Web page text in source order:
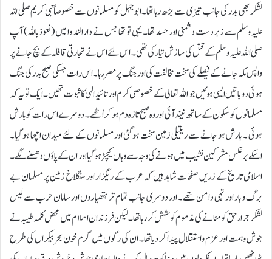
لشکر بھی بدر کی جانب تیزی سے بڑھ رہا تھا۔ ابو جہل کو مسلمانوں سے خصوصاً نبی کریم صلی للہ
علیہ وسلم سے زبردست دشمنی اور حسد تھا۔ یہی تو تھا جس نے دارالند وا میں (نعوذباللہ) آپ
صلی اللہ علیہ وسلم کے قتل کی سازش تیار کی تھی۔ اس لئے اس نے تجارتی قافلہ کے بچ جانے پر
واپس مکہ جانے کےفیصلے کی سخت مخالفت کی اور جنگ پر مصر رہا۔ اس رات جسکی صبح بدر کی جنگ
ہوئی دو باتیں ایسی ہوئیں جو اللہ تعالی کے خصوصی کرم اور تائید الہی کا ثبوت تھیں۔ ایک تو یہ کہ
مسلمانوں کو سکون کے ساتھ نیند آئی اور وہ صبح تازہ دم ہو کر اُٹھے۔ دوسرے اس رات کو بارش
ہوئی ۔ بارش ہو جانے سے ریتیلی زمین سخت ہو گئی اور مسلمانوں کے لئے میدان اچھا ہو گیا۔
اسکے بر عکس مشرکین نشیب میں ہونے کی وجہ سے وہاں کیچڑ ہو گیا اور ان کے پاؤں دھسنے لگے۔
اسلامی تاریخ کے زریں صفحات شاہد ہیں کہ عرب کے ریگزار اور سنگلاخ زمین پر مسلمان بے
برگ و بار اور تہی دامن تھے۔ اور دوسری جانب تمام تر ہتھیاروں اور سامان حرب سے لیس
لشکر جرار حق کومٹانے کی مذموم کوشش کر رہا تھا۔لیکن فرزندان اسلام میں محض کلمہ طیبہ نے
جوش و ہمت اور عزم و استقلال پیدا کر دیا تھا۔ ان کی رگوں میں گرم خون بحر بیکراں کی طرح